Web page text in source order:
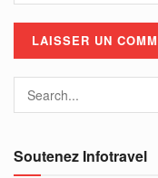
Soutenez Infotravel